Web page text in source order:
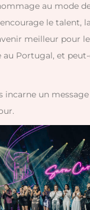
au mode
le talent,
meilleur pour
au Portugal, et
incarne un